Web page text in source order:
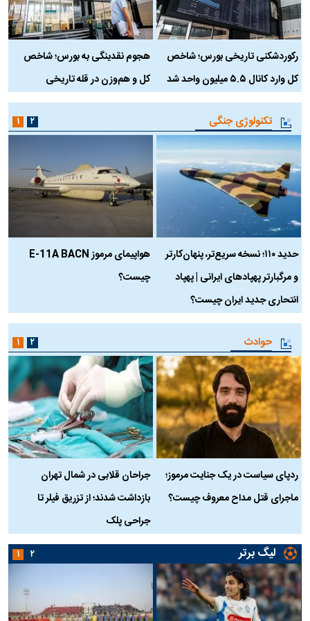
رکوردشکنی تاریخی بورس؛ شاخص
کل وارد کانال ۵.۵ میلیون واحد شد
هجوم نقدینگی به بورس؛ شاخص
کل و هم‌وزن در قله تاریخی
تکنولوژی جنگی
حدید ۱۱۰؛ نسخه سریع‌تر، پنهان‌کارتر
و مرگبارتر پهپادهای ایرانی | پهپاد
انتحاری جدید ایران چیست؟
هواپیمای مرموز E-11A BACN
چیست؟
۱ ۲
حوادث
ردپای سیاست در یک جنایت مرموز؛
ماجرای قتل مداح معروف چیست؟
جراحان قلابی در شمال تهران
بازداشت شدند؛ از تزریق فیلر تا
جراحی پلک
۱ ۲
لیگ برتر ۱ ۲